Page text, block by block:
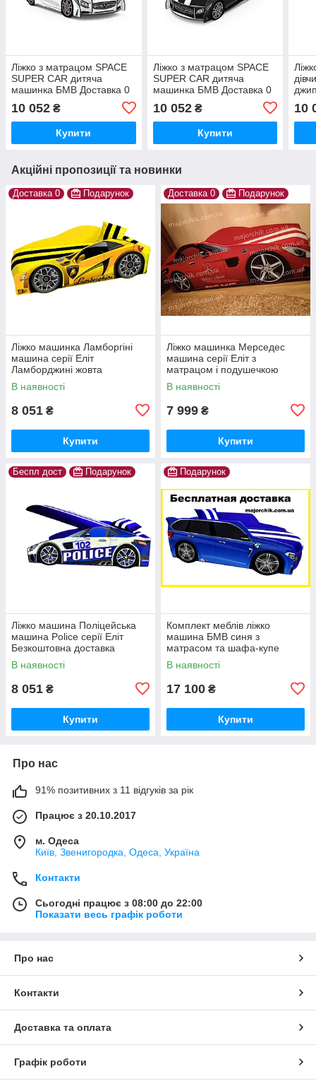
Ліжко з матрацом SPACE
SUPER CAR дитяча
машинка БМВ Доставка 0
10 052 ₴
Купити
Ліжко з матрацом SPACE
SUPER CAR дитяча
машинка БМВ Доставка 0
10 052₴
Купити
10
Акційні пропозиції та новинки
Доставка 0 Подарунок
Ліжко машинка Ламборгіні
машина серії Еліт
Ламборджині жовта
Lamborghini з матрацом і
безкоштовною доставкою
В наявності
8 051 ₴
Купити
Доставка 0 Подарунок
Ліжко машинка Мерседес
машина серії Еліт з
матрацом і подушечкою
В наявності
7 999 ₴
Купити
Беспл дост Подарунок
Ліжко машина Поліцейська
машина Police серії Еліт
Безкоштовна доставка
В наявності
8 051 ₴
Купити
Подарунок
Комплект меблів ліжко
машина БМВ синя з
матрасом та шафа-купе
В наявності
17 100 ₴
Купити
Про нас
91% позитивних з 11 відгуків за рік
Працює з 20.10.2017
м. Одеса
Київ, Звенигородка, Одеса, Україна
Контакти
Сьогодні працює з 08:00 до 22:00
Показати весь графік роботи
Про нас
Контакти
Доставка та оплата
Графік роботи